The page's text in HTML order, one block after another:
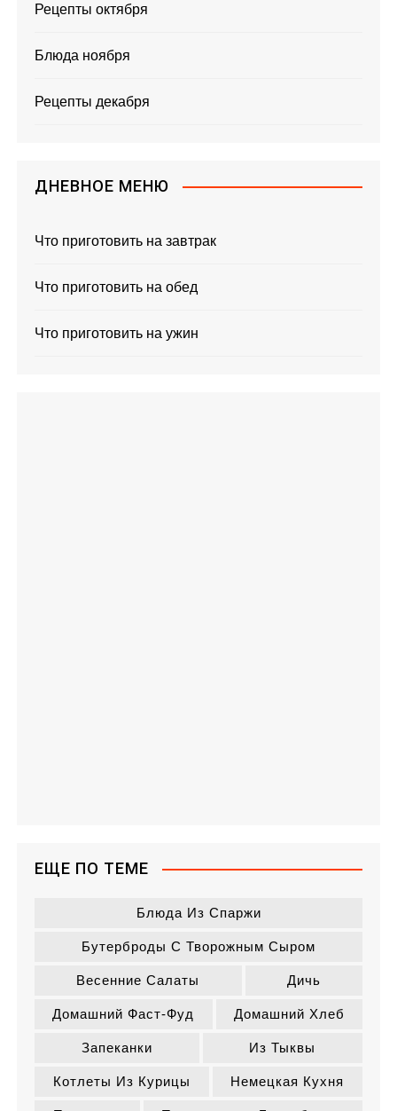
Рецепты октября
Блюда ноября
Рецепты декабря
ДНЕВНОЕ МЕНЮ
Что приготовить на завтрак
Что приготовить на обед
Что приготовить на ужин
ЕЩЕ ПО ТЕМЕ
Блюда Из Спаржи
Бутерброды С Творожным Сыром
Весенние Салаты Дичь
Домашний Фаст-Фуд Домашний Хлеб
Запеканки Из Тыквы
Котлеты Из Курицы Немецкая Кухня